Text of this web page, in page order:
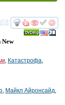
смотреть
New
, Катастрофа,
, Майкл Айронсайд,